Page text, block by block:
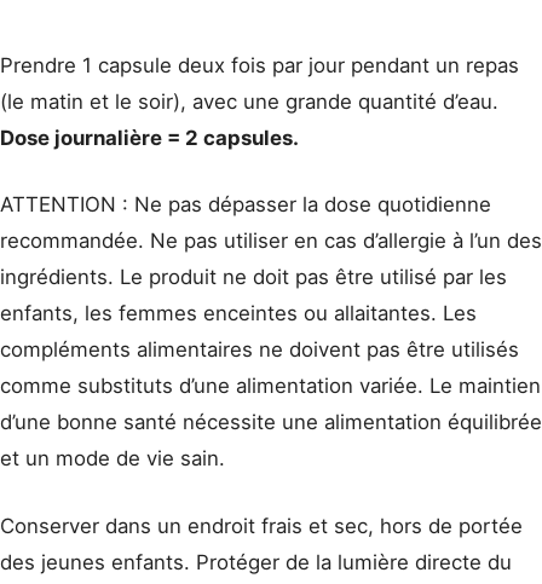
Prendre 1 capsule deux fois par jour pendant un repas
(le matin et le soir), avec une grande quantité d’eau.
Dose journalière = 2 capsules.
ATTENTION : Ne pas dépasser la dose quotidienne
recommandée. Ne pas utiliser en cas d’allergie à l’un des
ingrédients. Le produit ne doit pas être utilisé par les
enfants, les femmes enceintes ou allaitantes. Les
compléments alimentaires ne doivent pas être utilisés
comme substituts d’une alimentation variée. Le maintien
d’une bonne santé nécessite une alimentation équilibrée
et un mode de vie sain.
Conserver dans un endroit frais et sec, hors de portée
des jeunes enfants. Protéger de la lumière directe du